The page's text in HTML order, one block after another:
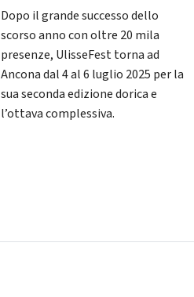
Dopo il grande successo dello
scorso anno con oltre 20 mila
presenze, UlisseFest torna ad
Ancona dal 4 al 6 luglio 2025 per la
sua seconda edizione dorica e
l’ottava complessiva.